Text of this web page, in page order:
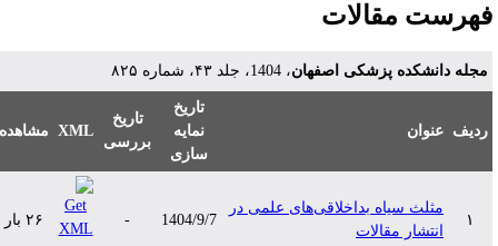
مقالات
مجله دانشکده پزشکی اصفهان، 1404، جلد ۴۳، شماره ۸۲۵
ردیف عنوان
تاریخ
نمایه
سازی
تاریخ
بررسی
XML مشاهده
مثلث سیاه بداخلاقی‌های علمی در
انتشار مقالات
1404/9/7 ۲۶ بار